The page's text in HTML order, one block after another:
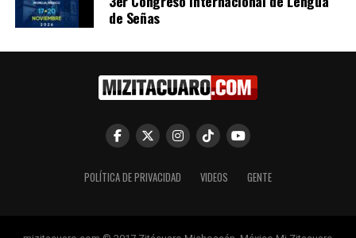
Congreso del Estado de Michoacán convoca a menores a
participar en el Parlamento Infantil Incluyente 2026
Van por ley nacional para garantizar medicamentos
de Señas
POLÍTICA DE PRIVACIDAD VIDEOS GENTE